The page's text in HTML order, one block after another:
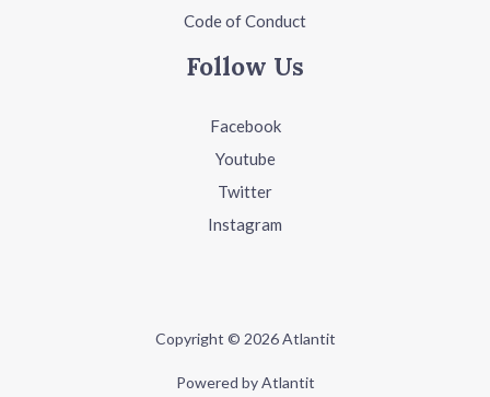
Code of Conduct
Follow Us
Facebook
Youtube
Twitter
Instagram
Copyright © 2026 Atlantit
Powered by Atlantit